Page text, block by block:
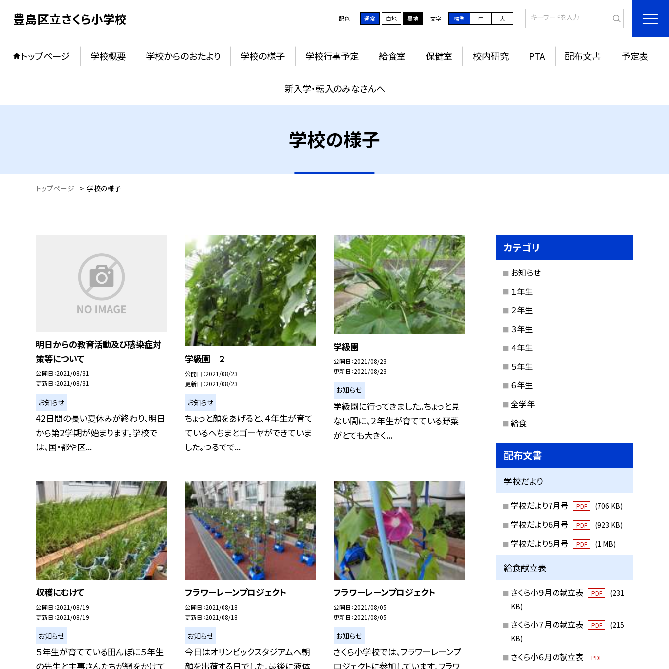
豊島区立さくら小学校 配色 通常 白地 黒地 文字 標準 中 大
トップページ 学校概要 学校からのおたより 学校の様子 学校行事予定 給食室 保健室 校内研究 PTA 配布文書 予定表
新入学・転入のみなさんへ
学校の様子
トップページ > 学校の様子
明日からの教育活動及び感染症対
策等について
公開日 2021/08/31
更新日 2021/08/31
お知らせ
42日間の長い夏休みが終わり、明日
から第2学期が始まります。学校で
は、国・都や区...
学級園 ２
公開日 2021/08/23
更新日 2021/08/23
お知らせ
ちょっと顔をあげると、４年生が育て
ているへちまとゴーヤができていま
した。つるでで...
学級園
公開日 2021/08/23
更新日 2021/08/23
お知らせ
学級園に行ってきました。ちょっと見
ない間に、２年生が育てている野菜
がとても大きく...
収穫にむけて
公開日 2021/08/19
更新日 2021/08/19
お知らせ
５年生が育てている田んぼに５年生
の先生と主事さんたちが網をかけて
フラワーレーンプロジェクト
公開日 2021/08/18
更新日 2021/08/18
お知らせ
今日はオリンピックスタジアムへ朝
顔を出荷する日でした。最後に液体
フラワーレーンプロジェクト
公開日 2021/08/05
更新日 2021/08/05
お知らせ
さくら小学校では、フラワーレーンプ
ロジェクトに参加しています。フラワ
カテゴリ
お知らせ
１年生
２年生
３年生
４年生
５年生
６年生
全学年
給食
配布文書
学校だより
学校だより7月号 PDF (706 KB)
学校だより6月号 PDF (923 KB)
学校だより5月号 PDF (1 MB)
給食献立表
さくら小９月の献立表 PDF
(231
KB)
さくら小７月の献立表 PDF
(215
KB)
さくら小６月の献立表 PDF